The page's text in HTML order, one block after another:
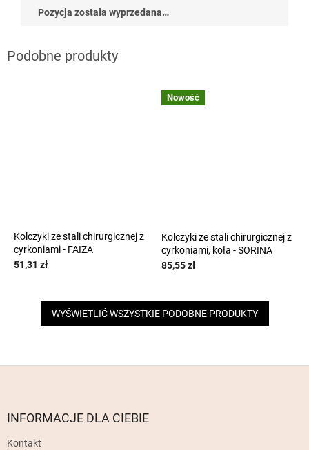
Pozycja została wyprzedana…
Kolczyki ze stali chirurgicznej z
cyrkoniami - FAIZA
51,31 zł
Nowość
Kolczyki ze stali chirurgicznej z
cyrkoniami, koła - SORINA
85,55 zł
WYŚWIETLIĆ WSZYSTKIE PODOBNE PRODUKTY
INFORMACJE DLA CIEBIE
Kontakt